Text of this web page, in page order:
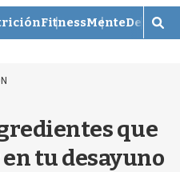
FitnessMente
M
o
r
b
�
que
tu desayuno